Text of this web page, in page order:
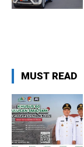
MUST READ